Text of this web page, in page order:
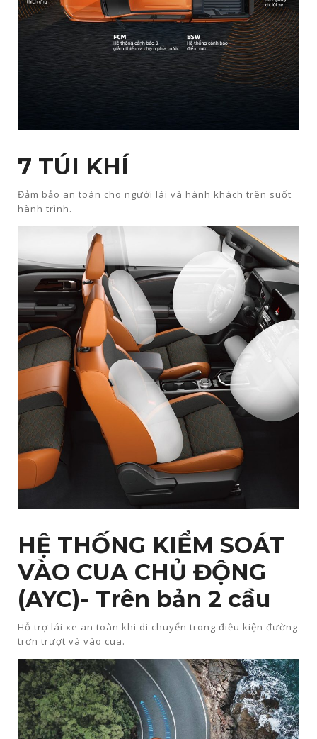
7 TÚI KHÍ
Đảm bảo an toàn cho người lái và hành khách trên suốt
hành trình.
HỆ THỐNG KIỂM SOÁT
VÀO CUA CHỦ ĐỘNG
(AYC)- Trên bản 2 cầu
Hỗ trợ lái xe an toàn khi di chuyển trong điều kiện đường
trơn trượt và vào cua.